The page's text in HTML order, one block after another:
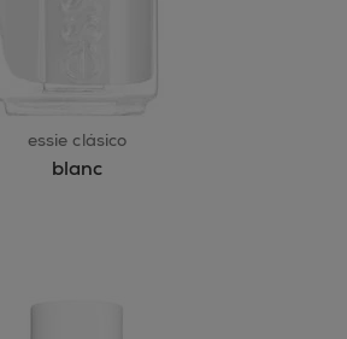
essie clásico
blanc